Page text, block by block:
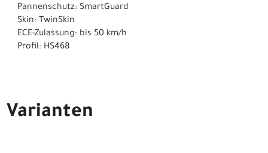
Pannenschutz: SmartGuard
Skin: TwinSkin
ECE-Zulassung: bis 50 km/h
Profil: HS468
Varianten